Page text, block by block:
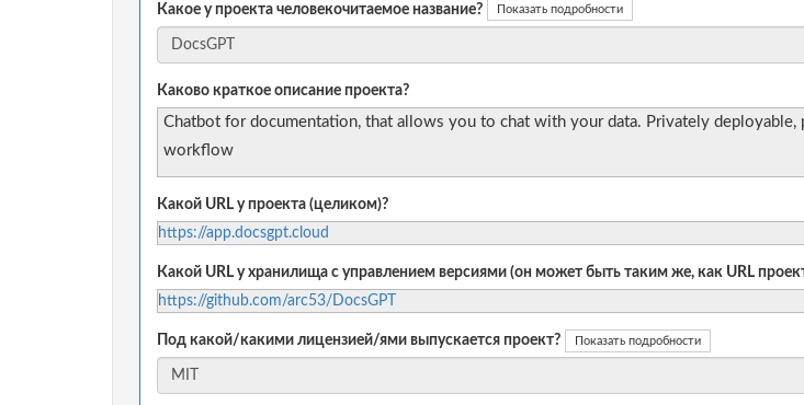
Какое у проекта человекочитаемое название? Показать подробности
Каково краткое описание проекта?
Chatbot for documentation, that allows you to chat with your data. Privately
workflow
Какой URL у проекта (целиком)?
https://app.docsgpt.cloud
Какой URL у хранилища с управлением версиями (он может быть таким же, как URL
https://github.com/arc53/DocsGPT
Под какой/какими лицензией/ями выпускается проект? Показать подробности